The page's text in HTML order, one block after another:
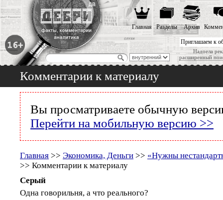
Приглашаем к
Надоела
расширенный
Главная Разделы Архив
Комментарии к материалу
Вы просматриваете обычную
Перейти на мобильную версию >>
Главная >> Экономика, Деньги >> «Нужны
>> Комментарии к материалу
Серый
Одна говорильня, а что реального?